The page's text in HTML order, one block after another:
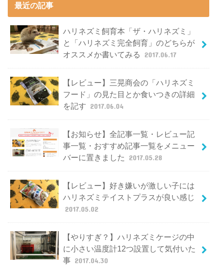
最近の記事
ハリネズミ飼育本「ザ・ハリネズミ」
と「ハリネズミ完全飼育」のどちらが
オススメか書いてみる
2017.06.17
【レビュー】三晃商会の「ハリネズミ
フード」の見た目とか食いつきの詳細
を記す 2017.06.04
【お知らせ】全記事一覧・レビュー記
事一覧・おすすめ記事一覧をメニュー
バーに置きました
2017.05.28
【レビュー】好き嫌いが激しい子には
ハリネズミテイストプラスが良い感じ
2017.05.02
【やりすぎ？】ハリネズミケージの中
に小さい温度計12つ設置して気付いた
事 2017.04.30